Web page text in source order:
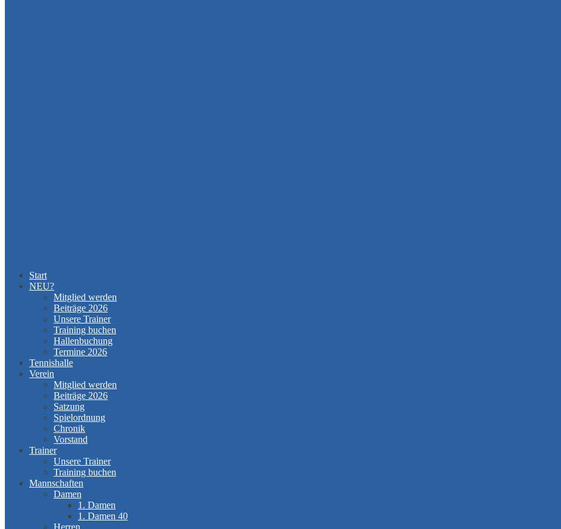
Start
NEU?
Mitglied werden
Beiträge 2026
Unsere Trainer
Training buchen
Hallenbuchung
Termine 2026
Tennishalle
Verein
Mitglied werden
Beiträge 2026
Satzung
Spielordnung
Chronik
Vorstand
Trainer
Unsere Trainer
Training buchen
Mannschaften
Damen
1. Damen
1. Damen 40
Herren